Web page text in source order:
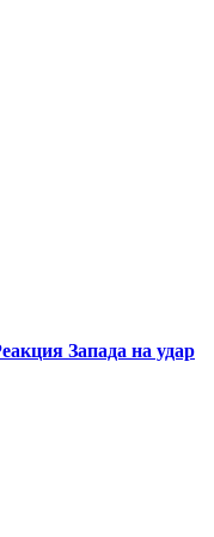
Запада на удар